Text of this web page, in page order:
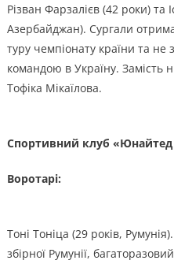
Різван Фарзалієв (42 роки) та
Азербайджан). Сургали
туру чемпіонату країни та не
командою в Україну. Замість
Тофіка Мікаїлова.
Спортивний клуб «Юнайтед
Воротарі:
Тоні Тоніца (29 років,
збірної Румунії,